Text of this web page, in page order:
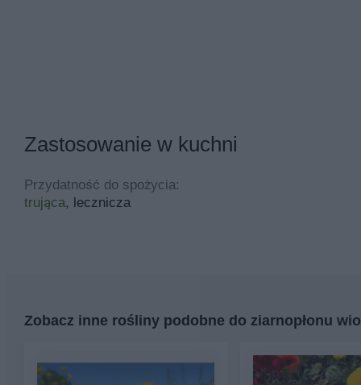
Zastosowanie w kuchni
Przydatność do spożycia:
trująca, lecznicza
Zobacz inne rośliny podobne do ziarnopłonu